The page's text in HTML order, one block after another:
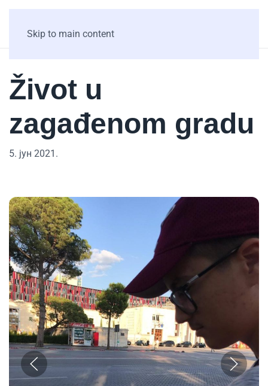
Skip to main content
Život u
zagađenom gradu
5. јун 2021.